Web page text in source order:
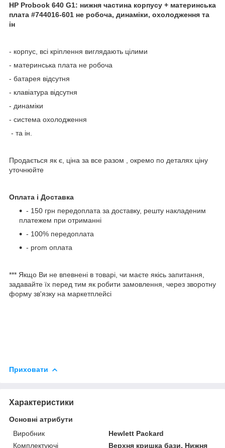
HP Probook 640 G1: нижня частина корпусу + материнська
плата #744016-601 не робоча, динаміки, охолодження та
ін
- корпус, всі кріплення виглядають цілими
- материнська плата не робоча
- батарея відсутня
- клавіатура відсутня
- динаміки
- система охолодження
- та ін.
Продається як є, ціна за все разом , окремо по деталях ціну
уточнюйте
Оплата і Доставка
- 150 грн передоплата за доставку, решту накладеним
платежем при отриманні
- 100% передоплата
- prom оплата
*** Якщо Ви не впевнені в товарі, чи маєте якісь запитання,
задавайте їх перед тим як робити замовлення, через зворотну
форму зв'язку на маркетплейсі
Приховати
Характеристики
Основні атрибути
Виробник
Hewlett Packard
Комплектуючі
Верхня кришка бази, Нижня